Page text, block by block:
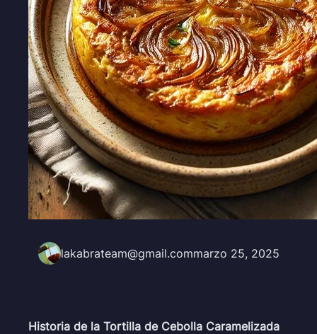
lakabrateam@gmail.commarzo 25, 2025
Historia de la Tortilla de Cebolla Caramelizada